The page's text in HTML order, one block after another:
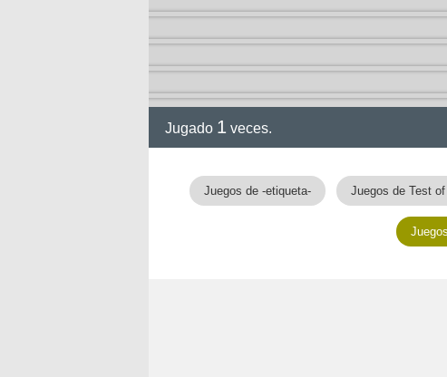
Jugado 1 veces.
Juegos de -etiqueta- Juegos de Test